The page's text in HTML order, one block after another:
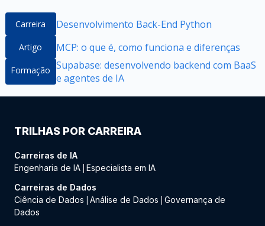
Carreira Desenvolvimento Back-End Python
Artigo MCP: o que é, como funciona e diferenças
Formação Supabase: desenvolvendo backend com BaaS
e agentes de IA
TRILHAS POR CARREIRA
Carreiras de IA
Engenharia de IA Especialista em IA
Carreiras de Dados
Ciência de Dados
Análise de Dados
Governança de
Dados